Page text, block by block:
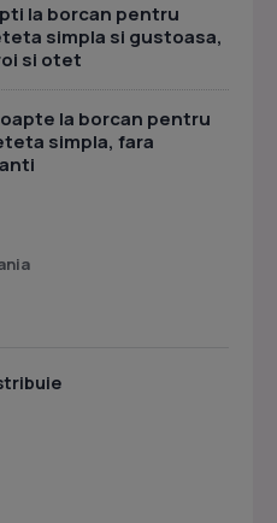
la borcan pentru
simpla si gustoasa,
si otet
la borcan pentru
simpla, fara